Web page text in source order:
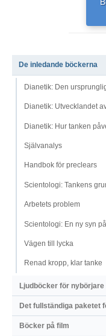
De inledande böckerna
Dianetik: Den
Dianetik: Utvecklandet
Dianetik: Hur tanken
Självanalys
Handbok för preclears
Scientologi: Tankens
Arbetets problem
Scientologi: En ny syn
Vägen till lycka
Renad kropp, klar tanke
Ljudböcker för nybörjare
Det fullständiga paketet
Böcker på film